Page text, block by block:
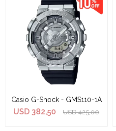
Casio G-Shock - GMS110-1A
USD 382,50 USD 425,00